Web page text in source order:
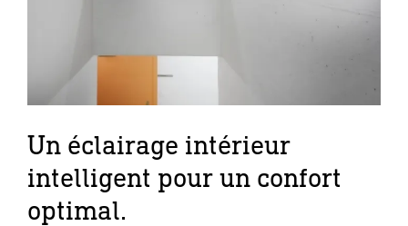
Un éclairage intérieur
intelligent pour un confort
optimal.